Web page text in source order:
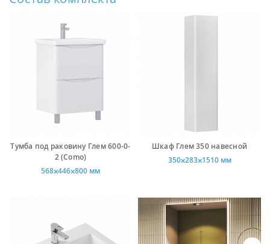
Тумба под раковину Глем 600-0-
2 (Como)
568⨉446⨉800 мм
Шкаф Глем 350 навесной
350⨉283⨉1510 мм